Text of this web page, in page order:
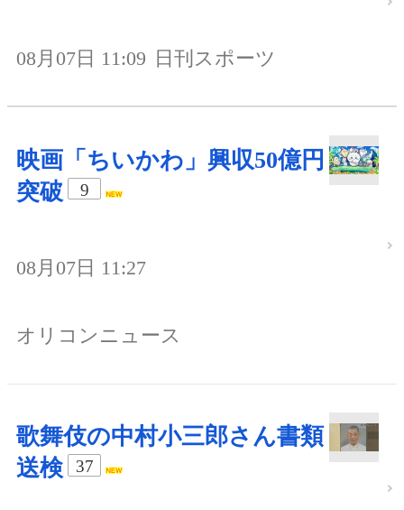
08月07日 11:09 日刊スポーツ
映画「ちいかわ」興収50億円
突破
9
08月07日 11:27
オリコンニュース
歌舞伎の中村小三郎さん書類
送検
37